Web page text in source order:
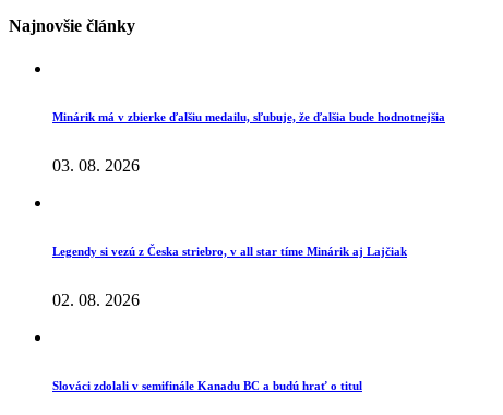
Najnovšie články
Minárik má v zbierke ďalšiu medailu, sľubuje, že ďalšia bude hodnotnejšia
03. 08. 2026
Legendy si vezú z Česka striebro, v all star tíme Minárik aj Lajčiak
02. 08. 2026
Slováci zdolali v semifinále Kanadu BC a budú hrať o titul